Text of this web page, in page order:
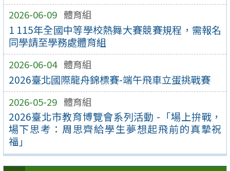
2026-06-09 體育組
1 115年全國中等學校熱舞大賽競賽規程，需報名
同學請至學務處體育組
2026-06-04 體育組
2026臺北國際龍舟錦標賽-端午飛車立蛋挑戰賽
2026-05-29 體育組
2026臺北市教育博覽會系列活動 -「場上拚戰，
場下思考：周思齊給學生夢想起飛前的真摯祝
福」